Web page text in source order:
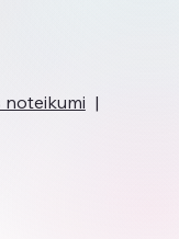
noteikumi |